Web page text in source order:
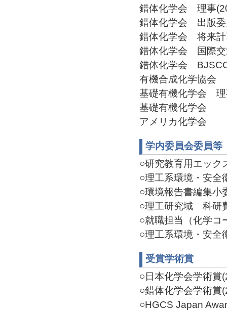
錯体化学会 理事
錯体化学会 出版
錯体化学会 将来
錯体化学会 国際
錯体化学会
有機合成化学協会
基礎有機化学会 理
基礎有機化学会
アメリカ化学会
学内委員会委員等
○研究教育用エッ
○理工系環境・安
○環境報告書編集
○理工研究域 科研
○就職担当（化学
○理工系環境・安
受賞学術賞
○日本化学会学術賞
○錯体化学会学術賞
○HGCS Japan